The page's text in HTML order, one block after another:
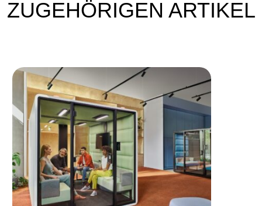
ZUGEHÖRIGEN ARTIKEL